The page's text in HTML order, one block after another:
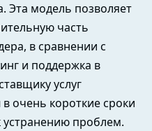
Эта модель позволяет
часть
в сравнении с
и поддержка в
услуг
очень короткие сроки
устранению проблем.